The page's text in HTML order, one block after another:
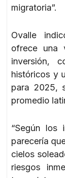
migratoria”.
Ovalle
ofrece una
inversión,
históricos y
para 2025,
promedio
“Según los
parecería
cielos
riesgos